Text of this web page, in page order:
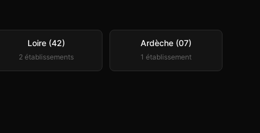
Loire (42)
2établissements
Ardèche (07)
1 établissement